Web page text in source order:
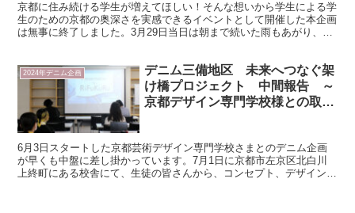
京都に住み続ける学生が増えてほしい！そんな想いから学生による学
生のための京都の奥深さを実感できるイベントとして開催した本企画
は無事に終了しました。3月29日当日は朝まで続いた雨もあがり、ぬ
2024年デニム企画
デニム三備地区 未来へつなぐ架
け橋プロジェクト 中間報告 ～
京都デザイン専門学校様との取り
6月3日スタートした京都芸術デザイン専門学校さまとのデニム企画
が早くも中盤に差し掛かっています。7月1日に京都市左京区北白川
上終町にある校舎にて、生徒の皆さんから、コンセプト、デザイン案